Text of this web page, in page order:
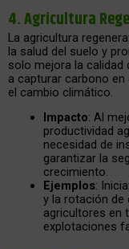
4.Agricultura
La agricultura
la salud del suelo y
solo mejora la calidad
a capturar carbono
el cambio climático.
Impacto: Al
productividad
necesidad de
garantizar la
crecimiento.
Ejemplos:
y la rotación de
agricultores en
explotaciones